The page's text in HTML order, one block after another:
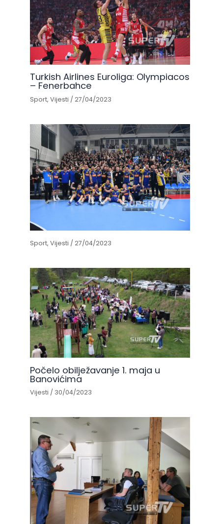
Turkish Airlines Euroliga: Olympiacos
– Fenerbahce
Sport,Vijesti /27/04/2023
Sport,Vijesti /27/04/2023
Počelo obilježavanje 1. maja u
Banovićima
Vijesti / 30/04/2023